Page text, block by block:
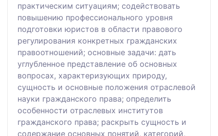
практическим ситуациям; содействовать
повышению профессионального уровня
подготовки юристов в области правового
регулирования конкретных гражданских
правоотношений; основные задачи: дать
углубленное представление об основных
вопросах, характеризующих природу,
сущность и основные положения отраслевой
науки гражданского права; определить
особенности отраслевых институтов
гражданского права; раскрыть сущность и
содержание основных понятий, категорий,